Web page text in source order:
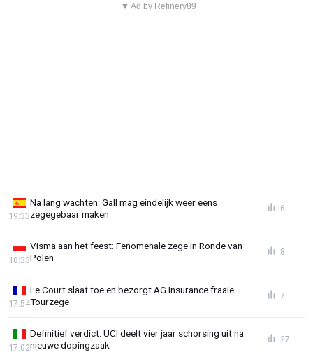
▼ Ad by Refinery89
Na lang wachten: Gall mag eindelijk weer eens
zegegebaar maken
19:33
6
Visma aan het feest: Fenomenale zege in Ronde van
Polen
18:33
8
Le Court slaat toe en bezorgt AG Insurance fraaie
Tourzege
17:54
7
Definitief verdict: UCI deelt vier jaar schorsing uit na
nieuwe dopingzaak
17:02
27